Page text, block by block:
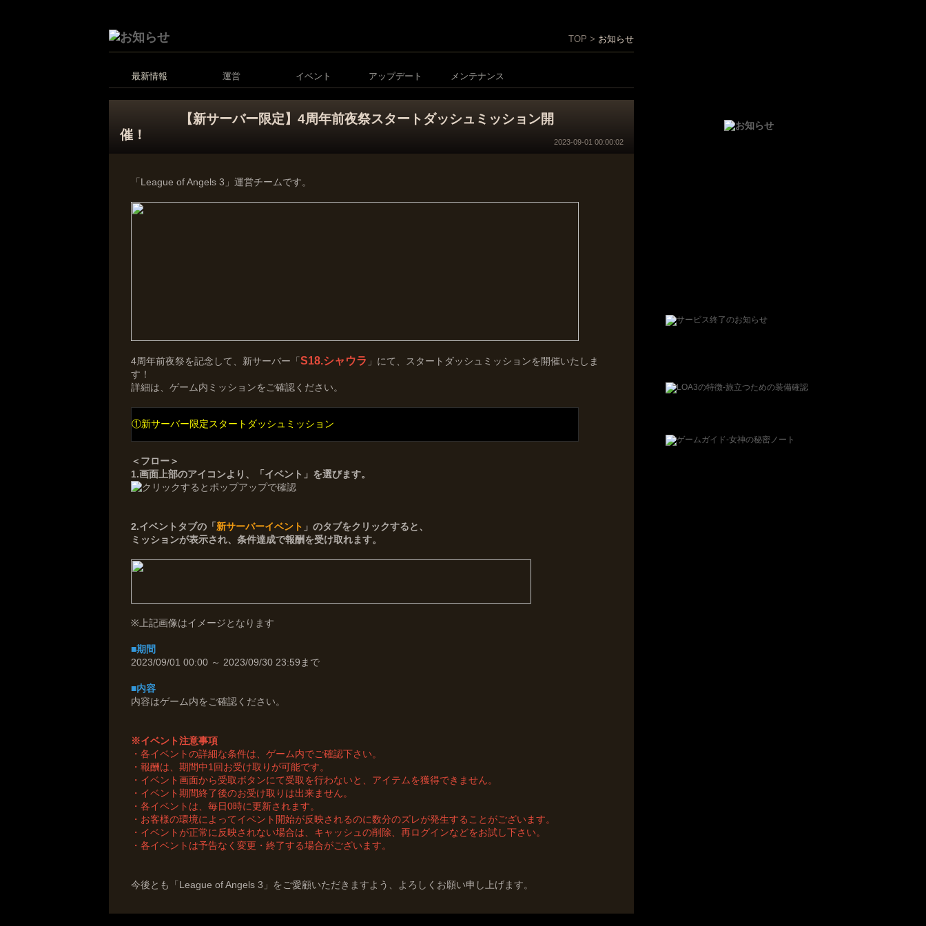
TOP > お知らせ
最新情報 運営 イベント アップデート メンテナンス
【新サーバー限定】4周年前夜祭スタートダッシュミッション開
催！
2023-09-01 00:00:02
「League of Angels 3」運営チームです。
4周年前夜祭を記念して、新サーバー「 S18.シャウラ 」にて、スタートダッシュミッションを開催いたしま
す！
詳細は、ゲーム内ミッションをご確認ください。
①新サーバー限定スタートダッシュミッション
＜フロー＞
1.画面上部のアイコンより、「イベント」を選びます。
2.イベントタブの「 新サーバーイベント 」のタブをクリックすると、
ミッションが表示され、条件達成で報酬を受け取れます。
※上記画像はイメージとなります
■期間
2023/09/01 00:00 ～ 2023/09/30 23:59まで
■内容
内容はゲーム内をご確認ください。
※イベント注意事項
・各イベントの詳細な条件は、ゲーム内でご確認下さい。
・報酬は、期間中1回お受け取りが可能です。
・イベント画面から受取ボタンにて受取を行わないと、アイテムを獲得できません。
・イベント期間終了後のお受け取りは出来ません。
・各イベントは、毎日0時に更新されます。
・お客様の環境によってイベント開始が反映されるのに数分のズレが発生することがございます。
・イベントが正常に反映されない場合は、キャッシュの削除、再ログインなどをお試し下さい。
・各イベントは予告なく変更・終了する場合がございます。
今後とも「League of Angels 3」をご愛顧いただきますよう、よろしくお願い申し上げます。